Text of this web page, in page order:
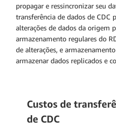
propagar e ressincronizar seu
transferência de dados de CDC
alterações de dados da origem
armazenamento regulares do
de alterações, e
armazenar dados replicados e
Custos de
de CDC